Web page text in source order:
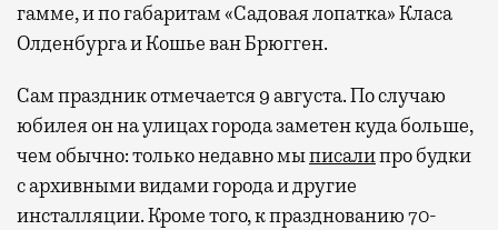
гамме, и по габаритам «Садовая лопатка» Класа
Олденбурга и Кошье ван Брюгген.
Сам праздник отмечается 9 августа. По случаю
юбилея он на улицах города заметен куда больше,
чем обычно: только недавно мыписалипро будки
с архивными видами города и другие
инсталляции. Кроме того, к празднованию 70-